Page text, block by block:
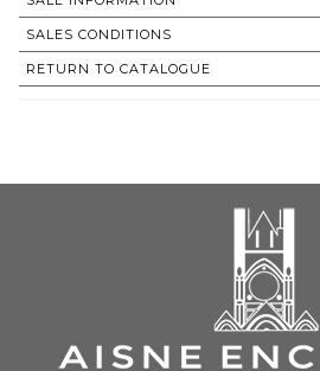
SALES CONDITIONS
RETURN TO CATALOGUE